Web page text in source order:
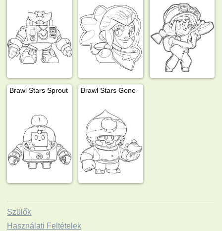
Brawl Stars Sprout Brawl Stars Gene
Szülők
Használati Feltételek